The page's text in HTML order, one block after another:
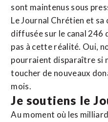
sont maintenus sous
Le Journal Chrétien et sa
diffusée sur le canal 246
pas à cette réalité. Oui,
pourraient disparaître si
toucher de nouveaux
mois.
Je soutiens le
Au moment où les